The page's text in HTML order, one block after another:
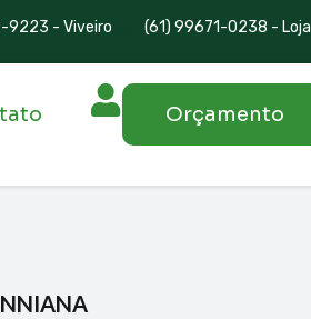
9223 - Viveiro (61) 99671-0238 - Loja
Orçamento